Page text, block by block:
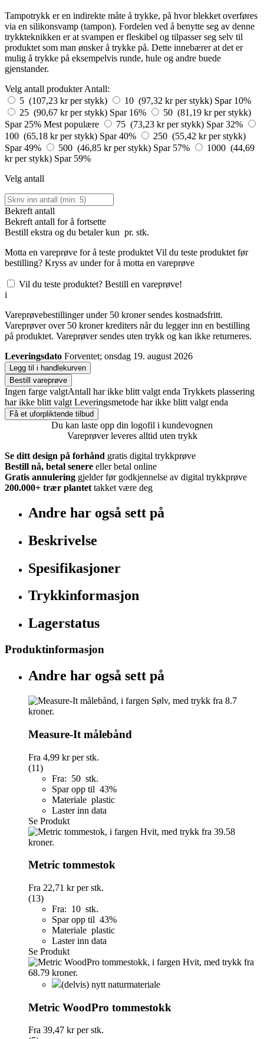
Tampotrykk er en indirekte måte å trykke, på hvor blekket overføres
via en silikonsvamp (tampon). Fordelen ved å benytte seg av denne
trykkteknikken er at svampen er fleskibel og tilpasser seg selv til
produktet som man ønsker å trykke på. Dette innebærer at det er
mulig å trykke på eksempelvis runde, hule og andre buede
gjenstander.
Velg antall produkter Antall:
5 (107,23 kr per stykk)
10 (97,32 kr per stykk) Spar 10%
25 (90,67 kr per stykk) Spar 16%
50 (81,19 kr per stykk)
Spar 25% Mest populære 75 (73,23 kr per stykk) Spar 32%
100 (65,18 kr per stykk) Spar 40%
250 (55,42 kr per stykk)
Spar 49%
500 (46,85 kr per stykk) Spar 57%
1000 (44,69
kr per stykk) Spar 59%
Velg antall
Bekreft antall
Bekreft antall for å fortsette
Bestill ekstra og du betaler kun pr. stk.
Motta en vareprøve for å teste produktet Vil du teste produktet før
bestilling? Kryss av under for å motta en vareprøve
Vil du teste produktet? Bestill en vareprøve!
i
Vareprøvebestillinger under 50 kroner sendes kostnadsfritt.
Vareprøver over 50 kroner krediters når du legger inn en bestilling
på produktet. Vareprøver sendes uten trykk og kan ikke returneres.
Leveringsdato Forventet; onsdag 19. august 2026
Legg til i handlekurven
Bestill vareprøve
Ingen farge valgtAntall har ikke blitt valgt enda Trykkets plassering
har ikke blitt valgt Leveringsmetode har ikke blitt valgt enda
Få et uforpliktende tilbud
Du kan laste opp din logofil i kundevognen
Vareprøver leveres alltid uten trykk
Se ditt design på forhånd gratis digital trykkprøve
Bestill nå, betal senere eller betal online
Gratis annulering gjelder før godkjennelse av digital trykkprøve
200.000+ trær plantet takket være deg
Andre har også sett på
Beskrivelse
Spesifikasjoner
Trykkinformasjon
Lagerstatus
Produktinformasjon
Andre har også sett på
Measure-It målebånd
Fra 4,99 krper stk.
(11)
Fra: 50 stk.
Spar opp til 43%
Materiale plastic
Laster inn data
Se Produkt
Metric tommestok
Fra 22,71 krper stk.
(13)
Fra: 10 stk.
Spar opp til 43%
Materiale plastic
Laster inn data
Se Produkt
(delvis) nytt naturmateriale
Metric WoodPro tommestokk
Fra 39,47 krper stk.